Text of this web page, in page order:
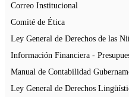
Correo Institucional
Comité de Ética
Ley General de Derechos de las
Información Financiera -
Manual de Contabilidad
Ley General de Derechos